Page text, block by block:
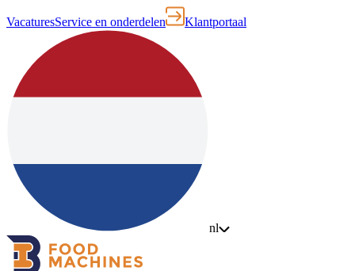
VacaturesService en onderdelen Klantportaal
nl